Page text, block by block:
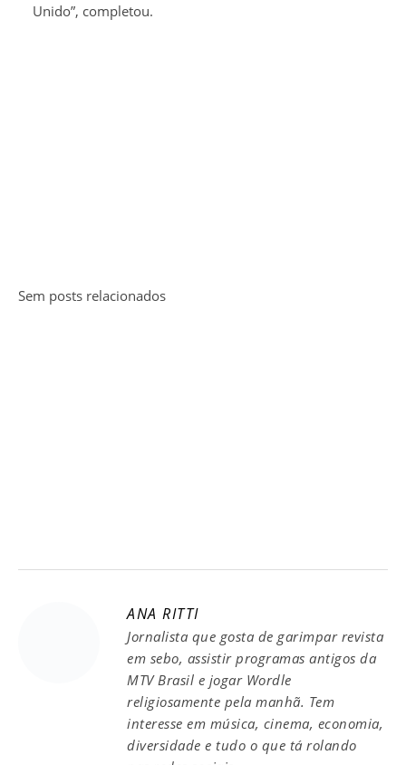
Unido”, completou.
Sem posts relacionados
ANA RITTI
Jornalista que gosta de garimpar revista
em sebo, assistir programas antigos da
MTV Brasil e jogar Wordle
religiosamente pela manhã. Tem
interesse em música, cinema, economia,
diversidade e tudo o que tá rolando